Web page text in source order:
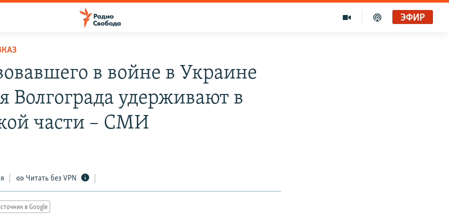
ЭФИР
в войне в Украине
Волгограда удерживают в
части – СМИ
Читать без VPN
в Google